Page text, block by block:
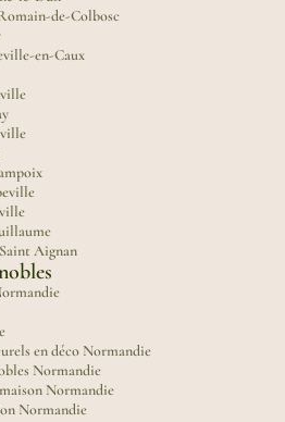
de-Colbosc
en-Caux
Aignan
en déco Normandie
Normandie
Normandie
Normandie